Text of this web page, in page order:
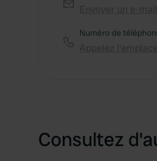
Numéro de
Consultez